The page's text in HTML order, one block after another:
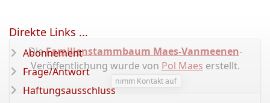
DieFamilienstammbaum Maes-Vanmeenen-
Veröffentlichung wurde von Pol Maes erstellt.
nimm Kontakt auf
Direkte Links ...
Abonnement
Frage/Antwort
Haftungsausschluss